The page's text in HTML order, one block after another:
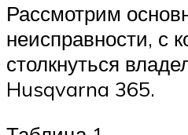
Рассмотрим
неисправности, с
столкнуться
Husqvarna 365.